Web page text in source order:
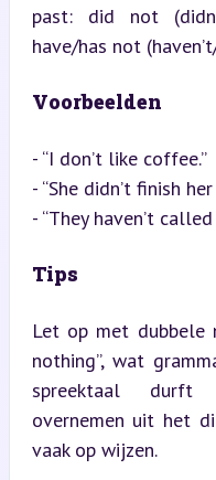
past: did not
have/has not
Voorbeelden
- “I don’t like coffee.”
- “She didn’t finish
- “They haven’t called
Tips
Let op met dubbele
nothing”, wat
spreektaal durft
overnemen uit het
vaak op wijzen.